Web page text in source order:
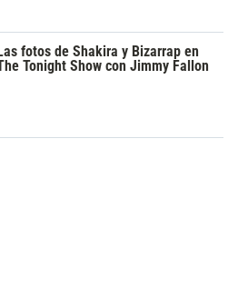
Las fotos de Shakira y Bizarrap en
Tonight Show con Jimmy Fallon